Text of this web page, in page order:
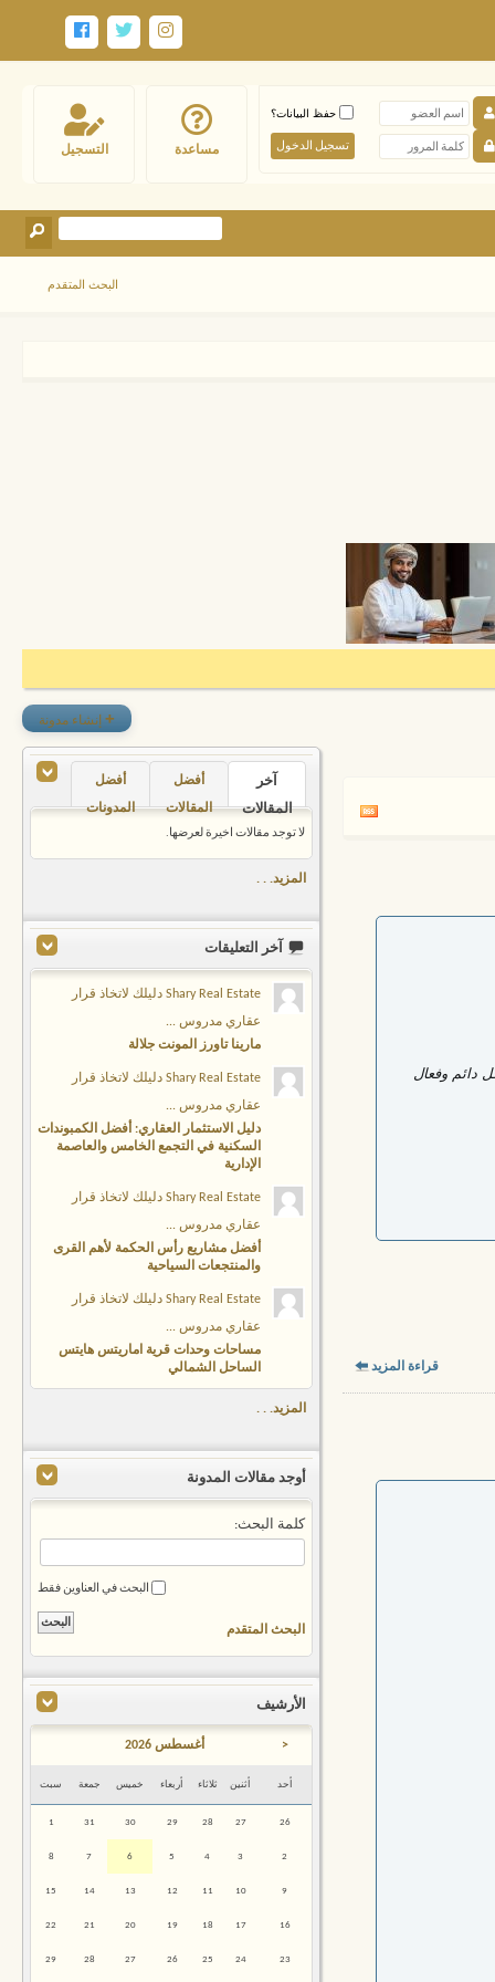
التسجيل مساعدة
حفظ البيانات؟
البحث المتقدم
دائم وفعال
قراءة المزيد
+ إنشاء مدونة
آخر
المقالات
أفضل
المقالات
أفضل
المدونات
لا توجد مقالات اخيرة لعرضها.
المزيد. . .
آخر التعليقات
Shary Real Estate دليلك لاتخاذ قرار
عقاري مدروس ...
مارينا تاورز المونت جلالة
Shary Real Estate دليلك لاتخاذ قرار
عقاري مدروس ...
دليل الاستثمار العقاري: أفضل الكمبوندات
السكنية في التجمع الخامس والعاصمة
الإدارية
Shary Real Estate دليلك لاتخاذ قرار
عقاري مدروس ...
أفضل مشاريع رأس الحكمة لأهم القرى
والمنتجعات السياحية
Shary Real Estate دليلك لاتخاذ قرار
عقاري مدروس ...
مساحات وحدات قرية اماريتس هايتس
الساحل الشمالي
المزيد. . .
أوجد مقالات المدونة
كلمة البحث:
البحث في العناوين فقط
البحث المتقدم
الأرشيف
< أغسطس 2026
أحد أثنين ثلاثاء أربعاء خميس جمعة سبت
26
27
28
29
30
31
1
2
3
4
5
6
7
8
9
10
11
12
13
14
15
16
17
18
19
20
21
22
23
24
25
26
27
28
29